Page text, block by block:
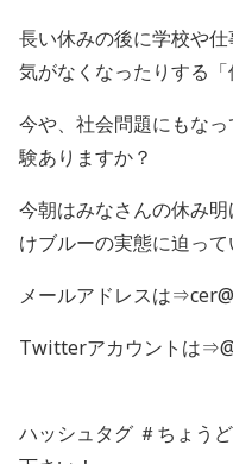
長い休みの後に学校や
気がなくなったりする「
今や、社会問題にもな
験ありますか？
今朝はみなさんの休み
けブルーの実態に迫って
メールアドレスは
Twitterアカウントは
ハッシュタグ ＃ちょう